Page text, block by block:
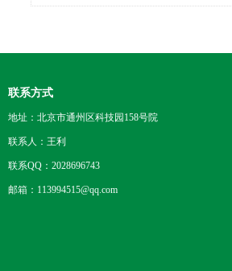
联系方式
地址：北京市通州区科技园158号院
联系人：王利
联系QQ：2028696743
邮箱：113994515@qq.com